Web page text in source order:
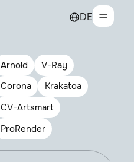
DE
V-Ray
Arnold
Krakatoa
Corona
CV-Artsmart
ProRender